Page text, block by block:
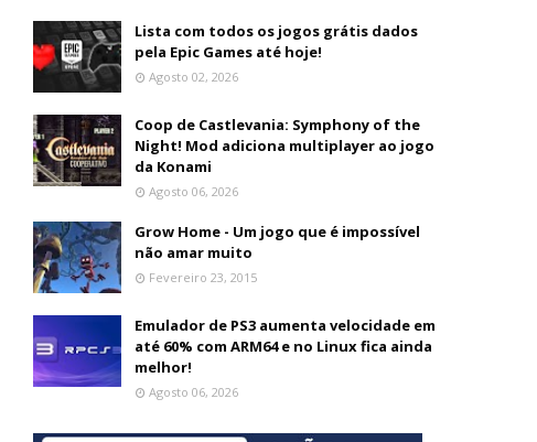
Lista com todos os jogos grátis dados
pela Epic Games até hoje!
Agosto 02, 2026
Coop de Castlevania: Symphony of the
Night! Mod adiciona multiplayer ao jogo
da Konami
Agosto 06, 2026
Grow Home - Um jogo que é impossível
não amar muito
Fevereiro 23, 2015
Emulador de PS3 aumenta velocidade em
até 60% com ARM64 e no Linux fica ainda
melhor!
Agosto 06, 2026